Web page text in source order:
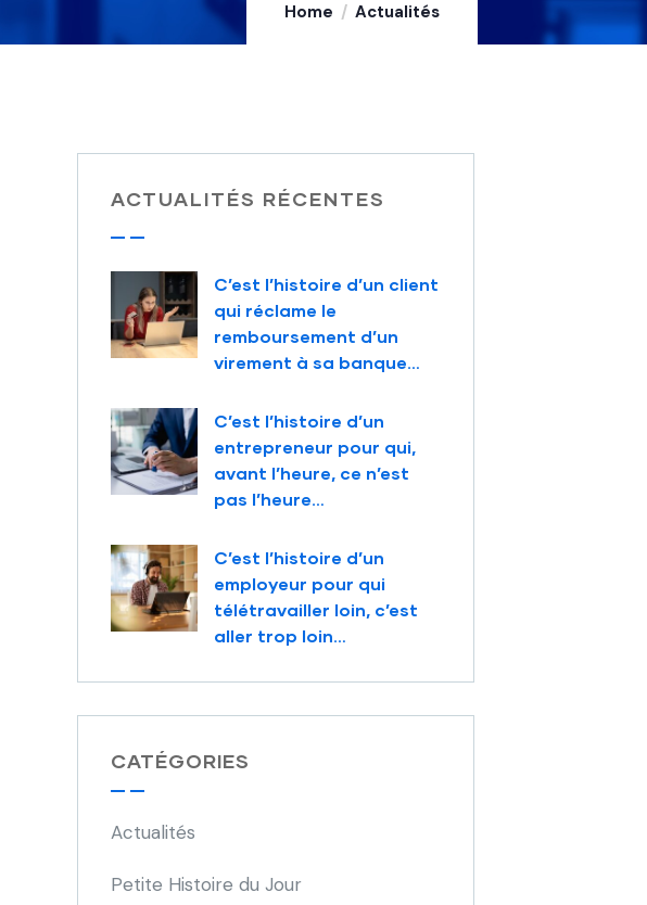
Home Actualités
ACTUALITÉS RÉCENTES
C’est l’histoire d’un client
qui réclame le
remboursement d’un
virement à sa banque…
C’est l’histoire d’un
entrepreneur pour qui,
avant l’heure, ce n’est
pas l’heure…
C’est l’histoire d’un
employeur pour qui
télétravailler loin, c’est
aller trop loin…
CATÉGORIES
Actualités
Petite Histoire du Jour